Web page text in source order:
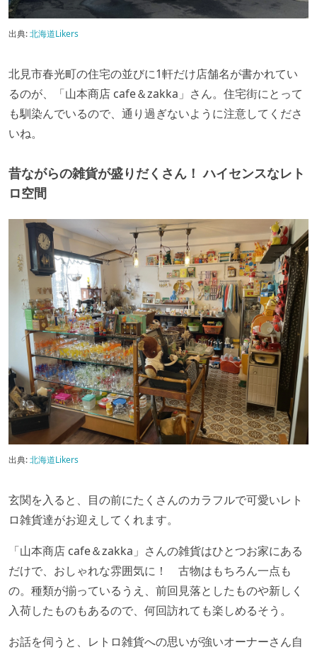
出典:北海道Likers
北見市春光町の住宅の並びに1軒だけ店舗名が書かれてい
るのが、「山本商店 cafe＆zakka」さん。住宅街にとって
も馴染んでいるので、通り過ぎないように注意してくださ
いね。
昔ながらの雑貨が盛りだくさん！ ハイセンスなレト
ロ空間
出典:北海道Likers
玄関を入ると、目の前にたくさんのカラフルで可愛いレト
ロ雑貨達がお迎えしてくれます。
「山本商店 cafe＆zakka」さんの雑貨はひとつお家にある
だけで、おしゃれな雰囲気に！ 古物はもちろん一点も
の。種類が揃っているうえ、前回見落としたものや新しく
入荷したものもあるので、何回訪れても楽しめるそう。
お話を伺うと、レトロ雑貨への思いが強いオーナーさん自